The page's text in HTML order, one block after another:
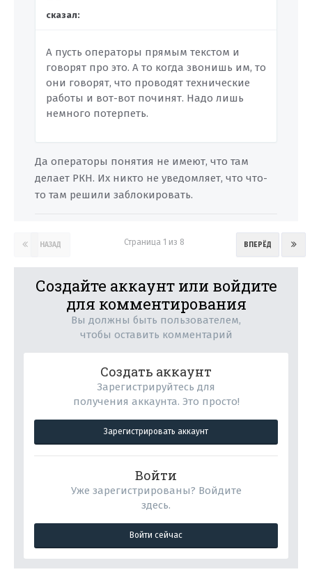
сказал:
А пусть операторы прямым текстом и
говорят про это. А то когда звонишь им, то
они говорят, что проводят технические
работы и вот-вот починят. Надо лишь
немного потерпеть.
Да операторы понятия не имеют, что там
делает РКН. Их никто не уведомляет, что что-
то там решили заблокировать.
НАЗАД ВПЕРЁД
Страница 1 из 8
Создайте аккаунт или войдите
для комментирования
Вы должны быть пользователем,
чтобы оставить комментарий
Создать аккаунт
Зарегистрируйтесь для
получения аккаунта. Это просто!
Зарегистрировать аккаунт
Войти
Уже зарегистрированы? Войдите
здесь.
Войти сейчас